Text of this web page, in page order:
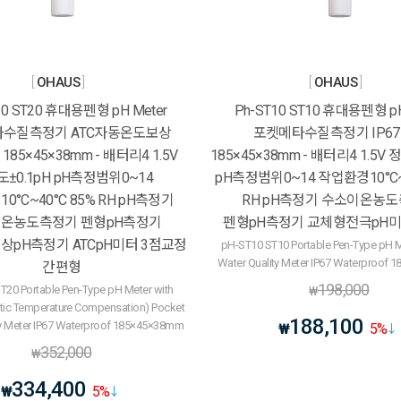
OHAUS
ST20 휴대용펜형 pH Meter
질측정기 ATC자동온도보상
- 배터리4 1.5V
±0.1pH pH측정범위0~14
85% RH pH측정기
농도측정기 펜형pH측정기
pH측정기 ATCpH미터 3점교정
간편형
Portable Pen-Type pH Meter with
Temperature Compensation) Pocket
Meter IP67 Waterproof 185×45×38mm
₩352,000
₩334,400 5%
OHAUS
Ph-ST10 ST10 휴대용펜형
포켓메타수질측정기
185×45×38mm - 배터리4 1.5V
pH측정범위0~14 작업환경
RH pH측정기 수소이온농
펜형pH측정기 교체형전극pH
pH-ST10 ST10 Portable Pen-Type pH
Water Quality Meter IP67 Waterproof
₩198,000
₩188,100 5%